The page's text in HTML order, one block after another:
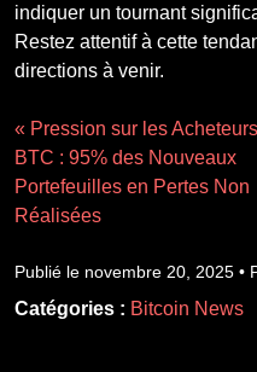
indiquer un tournant
Restez attentif à cette
directions à venir.
« Pression sur les
BTC : 95% des Nouveaux
Portefeuilles en Pertes Non
Réalisées
Publié le novembre 20, 2025 •
Catégories : Bitcoin News